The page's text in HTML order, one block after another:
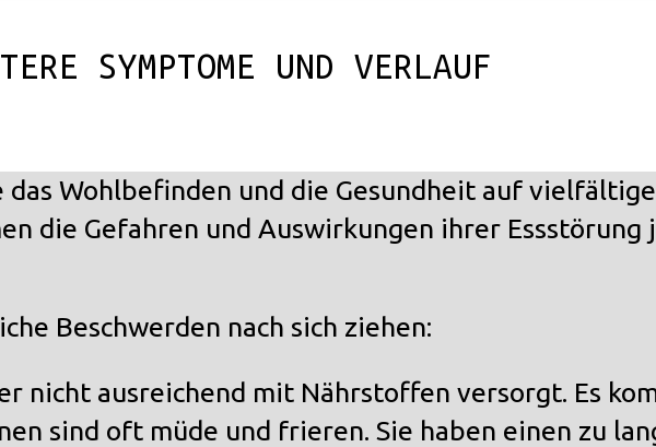
SYMPTOME UND VERLAUF
Wohlbefinden und die Gesundheit auf
die Gefahren und Auswirkungen ihrer Essstörung
Beschwerden nach sich ziehen:
nicht ausreichend mit Nährstoffen versorgt. Es
sind oft müde und frieren. Sie haben einen zu